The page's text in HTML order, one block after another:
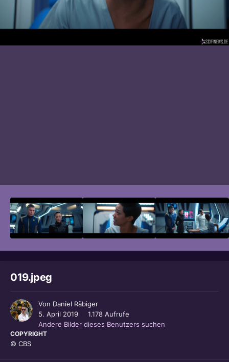
019.jpeg
Von Daniel Räbiger
5. April 2019
1.178 Aufrufe
Andere Bilder dieses Benutzers suchen
COPYRIGHT
© CBS